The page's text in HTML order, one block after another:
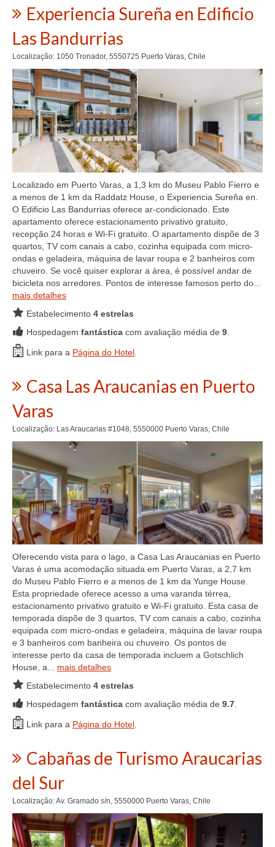
Experiencia Sureña en Edificio
Las Bandurrias
Localização: 1050 Tronador, 5550725 Puerto Varas, Chile
Localizado em Puerto Varas, a 1,3 km do Museu Pablo Fierro e
a menos de 1 km da Raddatz House, o Experiencia Sureña en.
O Edificio Las Bandurrias oferece ar-condicionado. Este
apartamento oferece estacionamento privativo gratuito,
recepção 24 horas e Wi-Fi gratuito. O apartamento dispõe de 3
quartos, TV com canais a cabo, cozinha equipada com micro-
ondas e geladeira, máquina de lavar roupa e 2 banheiros com
chuveiro. Se você quiser explorar a área, é possível andar de
bicicleta nos arredores. Pontos de interesse famosos perto do...
mais detalhes
Estabelecimento 4 estrelas
Hospedagem fantástica com avaliação média de 9
Link para a Página do Hotel
Casa Las Araucanias en Puerto
Varas
Localização: Las Araucarias #1048, 5550000 Puerto Varas, Chile
Oferecendo vista para o lago, a Casa Las Araucanias en Puerto
Varas é uma acomodação situada em Puerto Varas, a 2,7 km
do Museu Pablo Fierro e a menos de 1 km da Yunge House.
Esta propriedade oferece acesso a uma varanda térrea,
estacionamento privativo gratuito e Wi-Fi gratuito. Esta casa de
temporada dispõe de 3 quartos, TV com canais a cabo, cozinha
equipada com micro-ondas e geladeira, máquina de lavar roupa
e 3 banheiros com banheira ou chuveiro. Os pontos de
interesse perto da casa de temporada incluem a Gotschlich
House, a... mais detalhes
Estabelecimento 4 estrelas
Hospedagem fantástica com avaliação média de 9.7
Link para a Página do Hotel
Cabañas de Turismo Araucarias
del Sur
Localização: Av. Gramado s/n, 5550000 Puerto Varas, Chile